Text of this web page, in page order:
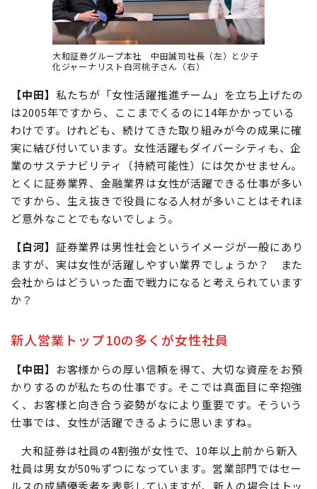
大和証券グループ本社 中田誠司社長（左）と少子
化ジャーナリスト白河桃子さん（右）
【中田】 私たちが「女性活躍推進チーム」を立ち上げたの
は2005年ですから、ここまでくるのに14年かかっている
わけです。けれども、続けてきた取り組みが今の成果に確
実に結び付いています。女性活躍もダイバーシティも、企
業のサステナビリティ（持続可能性）には欠かせません。
とくに証券業界、金融業界は女性が活躍できる仕事が多い
ですから、生え抜きで役員になる人材が多いことはそれほ
ど意外なことでもないでしょう。
【白河】 証券業界は男性社会というイメージが一般にあり
ますが、実は女性が活躍しやすい業界でしょうか？ また
会社からはどういった面で戦力になると考えられています
か？
新人営業トップ10の多くが女性社員
【中田】 お客様からの厚い信頼を得て、大切な資産をお預
かりするのが私たちの仕事です。そこでは真面目に辛抱強
く、お客様と向き合う姿勢がなにより重要です。そういう
仕事では、女性が活躍できるように思いますね。